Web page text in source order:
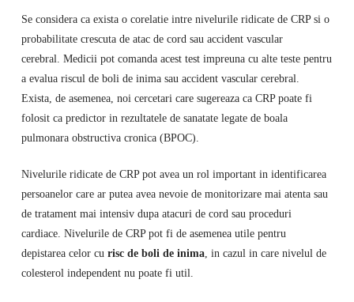
Se considera ca exista o corelatie intre nivelurile ridicate de CRP si o
probabilitate crescuta de atac de cord sau accident vascular
cerebral. Medicii pot comanda acest test impreuna cu alte teste pentru
a evalua riscul de boli de inima sau accident vascular cerebral.
Exista, de asemenea, noi cercetari care sugereaza ca CRP poate fi
folosit ca predictor in rezultatele de sanatate legate de boala
pulmonara obstructiva cronica (BPOC).
Nivelurile ridicate de CRP pot avea un rol important in identificarea
persoanelor care ar putea avea nevoie de monitorizare mai atenta sau
de tratament mai intensiv dupa atacuri de cord sau proceduri
cardiace. Nivelurile de CRP pot fi de asemenea utile pentru
depistarea celor cu risc de boli de inima, in cazul in care nivelul de
colesterol independent nu poate fi util.